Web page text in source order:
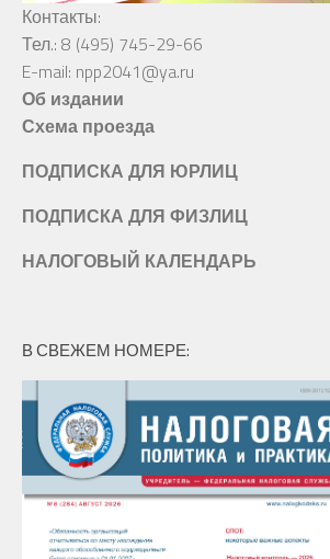
Контакты:
Тел.: 8 (495) 745-29-66
E-mail: npp2041@ya.ru
Об издании
Схема проезда
ПОДПИСКА ДЛЯ ЮРЛИЦ
ПОДПИСКА ДЛЯ ФИЗЛИЦ
НАЛОГОВЫЙ КАЛЕНДАРЬ
В СВЕЖЕМ НОМЕРЕ: